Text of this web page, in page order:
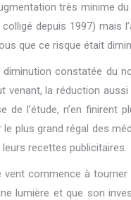
très minime
depuis 1997) mais
que ce risque était
constatée du
venant, la réduction
de l’étude, n’en
le plus grand régal des
leurs recettes publicitaires.
vent commence à
lumière et que son